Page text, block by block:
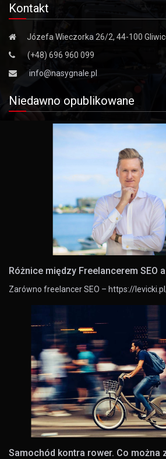
Kontakt
Józefa Wieczorka 26/2, 44-100
(+48) 696 960 099
info@nasygnale.pl
Niedawno opublikowane
Różnice między Freelancerem SEO
Zarówno freelancer SEO – https://
Samochód kontra rower. Co można